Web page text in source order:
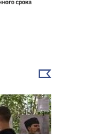
Выбрать